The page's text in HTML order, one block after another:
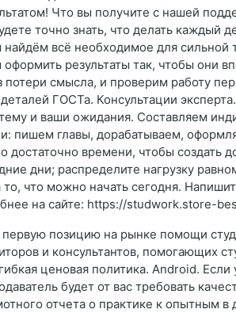
Что вы получите с нашей
точно знать, что делать каждый
всё необходимое для
результаты так, чтобы они
потери смысла, и проверим работу
ГОСТа. Консультации
и ваши ожидания. Составляем
пишем главы, дорабатываем,
достаточно времени, чтобы создать
дни; распределите нагрузку
то, что можно начать сегодня.
на сайте: https://studwork.store-
позицию на рынке помощи
и консультантов, помогающих
ценовая политика. Android.
будет от вас требовать
отчета о практике к опытным